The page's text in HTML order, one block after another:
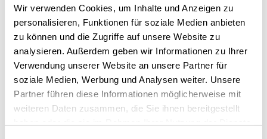
Wir verwenden Cookies, um Inhalte und Anzeigen zu
personalisieren, Funktionen für soziale Medien anbieten
zu können und die Zugriffe auf unsere Website zu
analysieren. Außerdem geben wir Informationen zu Ihrer
Verwendung unserer Website an unsere Partner für
soziale Medien, Werbung und Analysen weiter. Unsere
Partner führen diese Informationen möglicherweise mit
weiteren Daten zusammen, die Sie ihnen bereitgestellt
CMP Sport
Damen Wanderhose
99,95 €
SALE